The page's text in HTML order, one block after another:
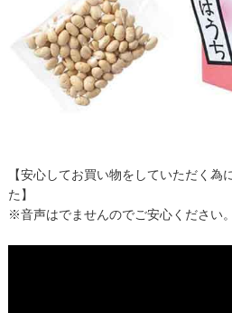
【安心してお買い物をしていただく為
た】
※音声はでませんのでご安心ください。